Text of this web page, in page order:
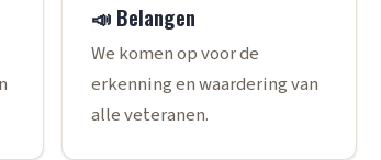
📣 Belangen
We komen op voor de
erkenning en waardering van
alle veteranen.